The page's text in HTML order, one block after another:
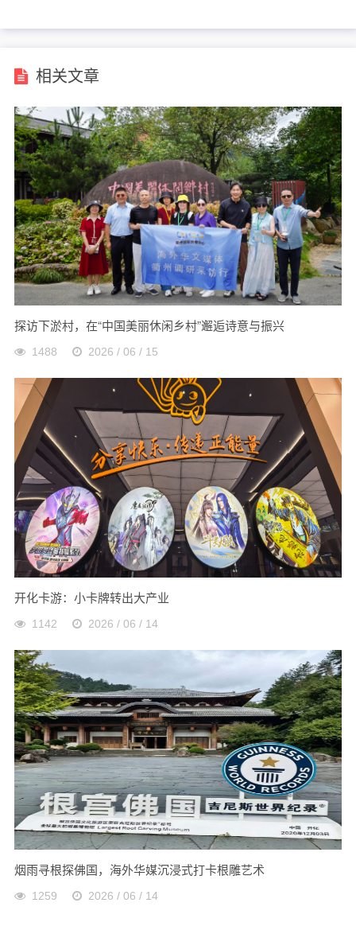
相关文章
探访下淤村，在“中国美丽休闲乡村”邂逅诗意与振兴
1488 2026 / 06 / 15
开化卡游：小卡牌转出大产业
1142 2026 / 06 / 14
烟雨寻根探佛国，海外华媒沉浸式打卡根雕艺术
1259 2026 / 06 / 14